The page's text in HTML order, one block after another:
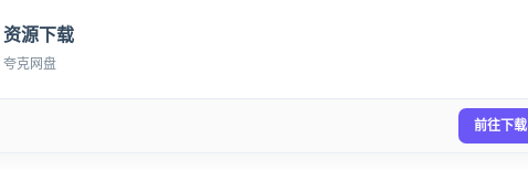
资源下载
夸克网盘
前往下载